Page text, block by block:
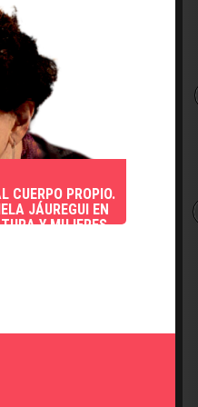
CUERPO PROPIO.
JÁUREGUI EN
Y MUJERES